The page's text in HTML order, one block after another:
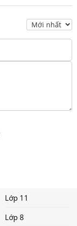
Lớp 11
Lớp 8